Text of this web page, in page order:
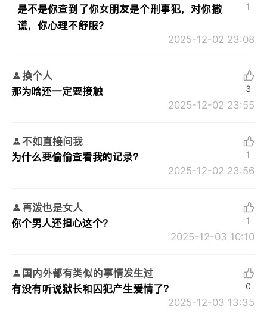
是不是你查到了你女朋友是个刑事犯，对你撒
谎，你心理不舒服？
2025-12-02 23:08
1
换个人
那为啥还一定要接触
2025-12-02 23:55
3
不如直接问我
为什么要偷偷查看我的记录？
2025-12-02 23:56
1
再泼也是女人
你个男人还担心这个？
2025-12-03 10:10
1
国内外都有类似的事情发生过
有没有听说狱长和囚犯产生爱情了？
2025-12-03 13:35
0